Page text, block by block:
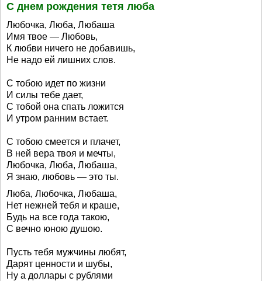
С днем рождения тетя люба
Любочка, Люба, Любаша
Имя твое — Любовь,
К любви ничего не добавишь,
Не надо ей лишних слов.
С тобою идет по жизни
И силы тебе дает,
С тобой она спать ложится
И утром ранним встает.
С тобою смеется и плачет,
В ней вера твоя и мечты,
Любочка, Люба, Любаша,
Я знаю, любовь — это ты.
Люба, Любочка, Любаша,
Нет нежней тебя и краше,
Будь на все года такою,
С вечно юною душою.
Пусть тебя мужчины любят,
Дарят ценности и шубы,
Ну а доллары с рублями